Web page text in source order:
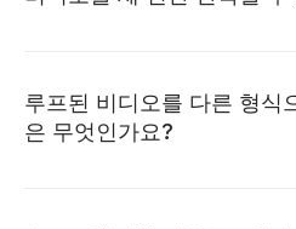
루프된 비디오를 다른 형식
은 무엇인가요?